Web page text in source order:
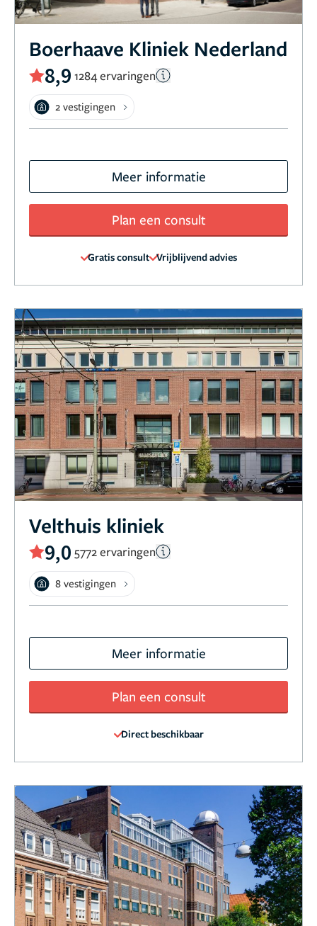
Boerhaave Kliniek Nederland
8,9 1284 ervaringen
2 vestigingen
Meer informatie
Plan een consult
Gratis consult Vrijblijvend advies
Velthuis kliniek
9,0 5772 ervaringen
8 vestigingen
Meer informatie
Plan een consult
Direct beschikbaar